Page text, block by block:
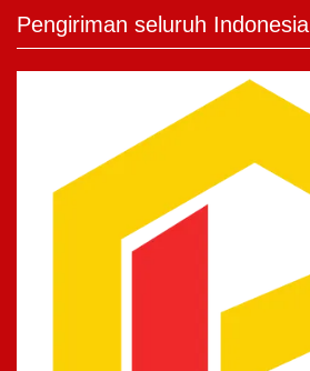
Pengiriman seluruh Indonesia